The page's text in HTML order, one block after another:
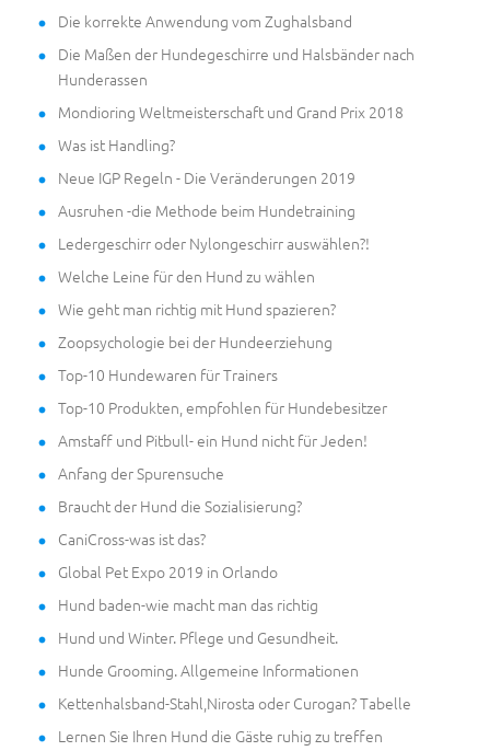
Die korrekte Anwendung vom Zughalsband
Die Maßen der Hundegeschirre und Halsbänder nach
Hunderassen
Mondioring Weltmeisterschaft und Grand Prix 2018
Was ist Handling?
Neue IGP Regeln - Die Veränderungen 2019
Ausruhen -die Methode beim Hundetraining
Ledergeschirr oder Nylongeschirr auswählen?!
Welche Leine für den Hund zu wählen
Wie geht man richtig mit Hund spazieren?
Zoopsychologie bei der Hundeerziehung
Top-10 Hundewaren für Trainers
Top-10 Produkten, empfohlen für Hundebesitzer
Amstaff und Pitbull- ein Hund nicht für Jeden!
Anfang der Spurensuche
Braucht der Hund die Sozialisierung?
CaniCross-was ist das?
Global Pet Expo 2019 in Orlando
Hund baden-wie macht man das richtig
Hund und Winter. Pflege und Gesundheit.
Hunde Grooming. Allgemeine Informationen
Kettenhalsband-Stahl,Nirosta oder Curogan? Tabelle
Lernen Sie Ihren Hund die Gäste ruhig zu treffen